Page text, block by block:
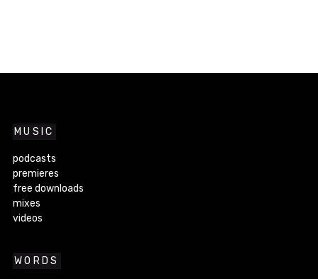
MUSIC
podcasts
premieres
free downloads
mixes
videos
WORDS